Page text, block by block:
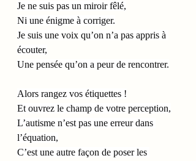
Je ne suis pas un miroir fêlé,
Ni une énigme à corriger.
Je suis une voix qu’on n’a pas appris à
écouter,
Une pensée qu’on a peur de rencontrer.
Alors rangez vos étiquettes !
Et ouvrez le champ de votre perception,
L’autisme n’est pas une erreur dans
l’équation,
C’est une autre façon de poser les